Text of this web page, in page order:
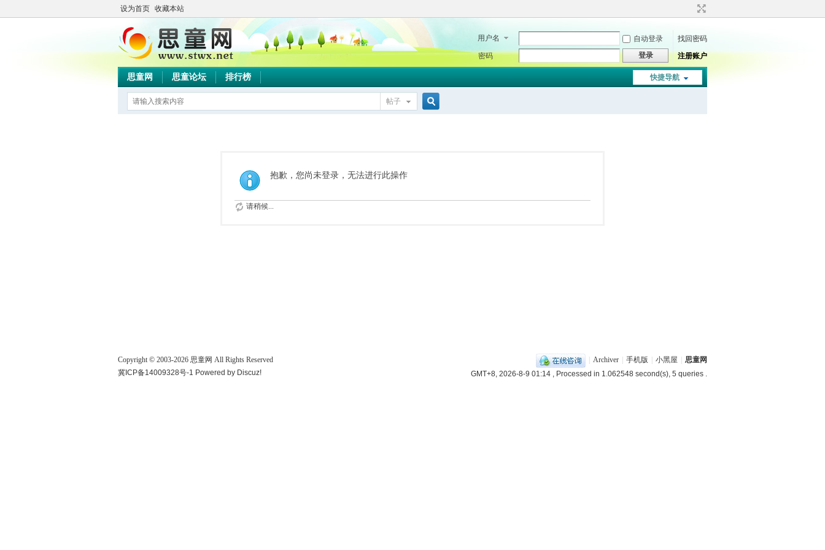
设为首页 收藏本站
用户名 自动登录
找回密码
密码
登录 注册账户
快捷导航
思童网 思童论坛 排行榜
帖子
抱歉，您尚未登录，无法进行此操作
请稍候...
Archiver 手机版 小黑屋
思童网
GMT+8, 2026-8-9 01:14 , Processed in 1.062548 second(s), 5 queries .
Copyright © 2003-2026 思童网 All Rights Reserved
冀ICP备14009328号-1 Powered by Discuz!